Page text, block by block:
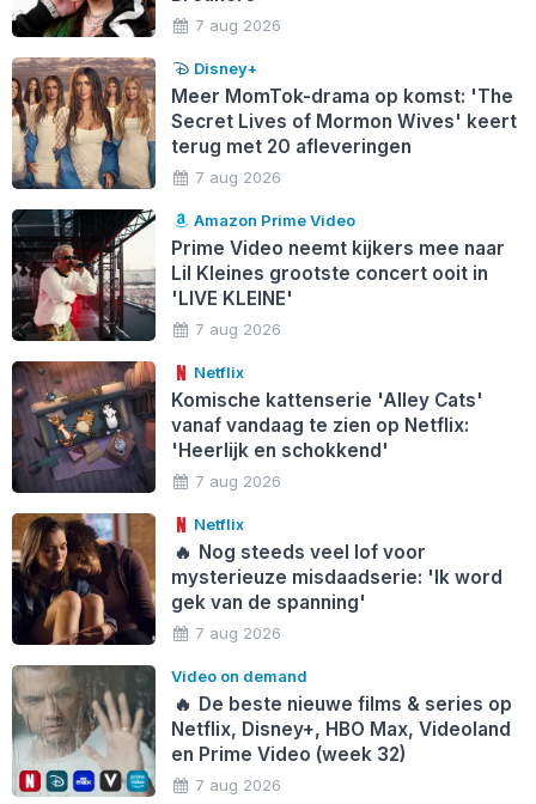
7 aug 2026
Disney+
Meer MomTok-drama op komst: 'The
Secret Lives of Mormon Wives' keert
terug met 20 afleveringen
7 aug 2026
Amazon Prime Video
Prime Video neemt kijkers mee naar
Lil Kleines grootste concert ooit in
'LIVE KLEINE'
7 aug 2026
Netflix
Komische kattenserie 'Alley Cats'
vanaf vandaag te zien op Netflix:
'Heerlijk en schokkend'
7 aug 2026
Netflix
🔥 Nog steeds veel lof voor
mysterieuze misdaadserie: 'Ik word
gek van de spanning'
7 aug 2026
Video on demand
🔥 De beste nieuwe films & series op
Netflix, Disney+, HBO Max, Videoland
en Prime Video (week 32)
7 aug 2026